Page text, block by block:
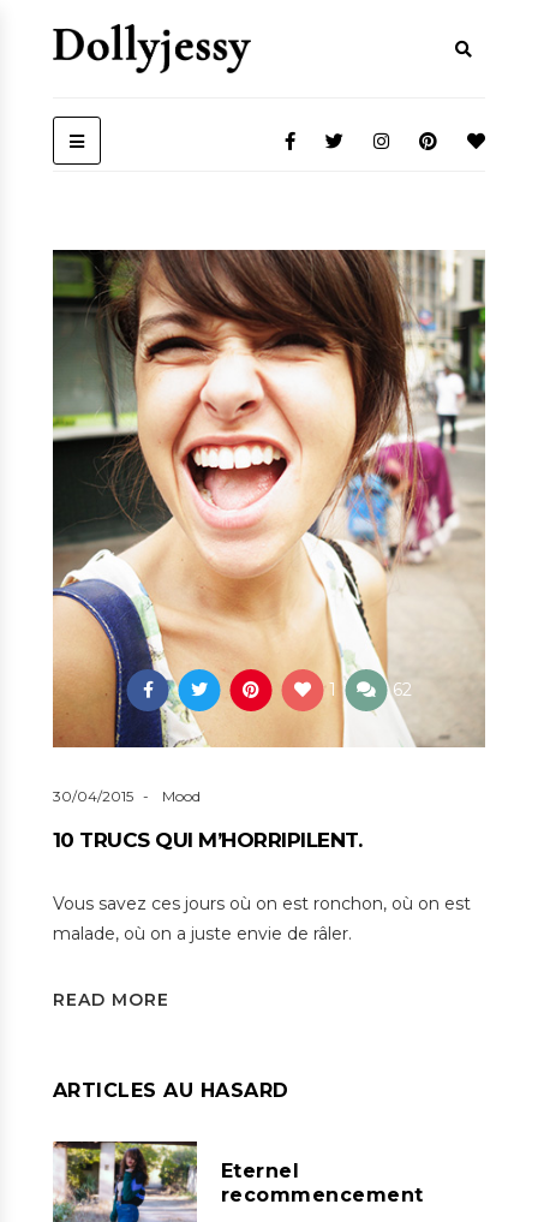
1 62
30/04/2015 Mood
10 TRUCS QUI M’HORRIPILENT.
Vous savez ces jours où on est ronchon, où on est
malade, où on a juste envie de râler.
READ MORE
ARTICLES AU HASARD
Eternel
recommencement